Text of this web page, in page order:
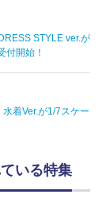
STYLE ver.が
開始！
着Ver.が1/7スケー
いる特集